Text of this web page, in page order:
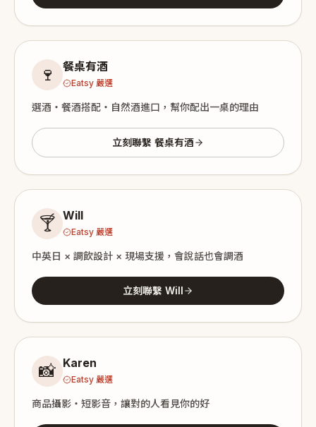
🍷 餐桌有酒
Eatsy 嚴選
選酒・餐酒搭配・自然酒進口，幫你配出一桌的理由
立刻聯繫 餐桌有酒
🍸 Will
Eatsy 嚴選
中英日 × 調飲設計 × 現場支援，會說話也會調酒
立刻聯繫 Will
📸 Karen
Eatsy 嚴選
商品攝影・短影音，讓對的人看見你的好